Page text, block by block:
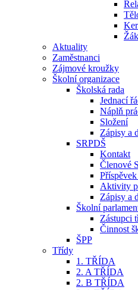
Aktuality
Zaměstnanci
Zájmové kroužky
Školní organizace
Školská rada
Jednací
Náplň
Složení
Zápisy a
SRPDŠ
Kontakt
Členové
Aktivity
Zápisy a
Školní
Zástupci
Činnost
ŠPP
Třídy
1. TŘÍDA
2. A TŘÍDA
2. B TŘÍDA